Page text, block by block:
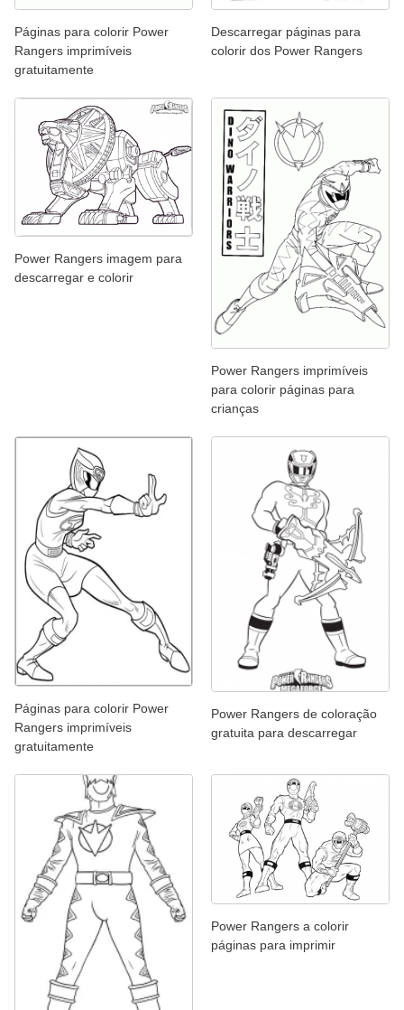
Páginas para colorir Power
Rangers imprimíveis
gratuitamente
Descarregar páginas para
colorir dos Power Rangers
Power Rangers imagem para
descarregar e colorir
Power Rangers imprimíveis
para colorir páginas para
crianças
Páginas para colorir Power
Rangers imprimíveis
gratuitamente
Power Rangers de coloração
gratuita para descarregar
Power Rangers a colorir
páginas para imprimir